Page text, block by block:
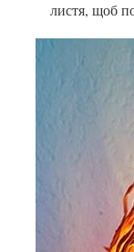
листя, щоб